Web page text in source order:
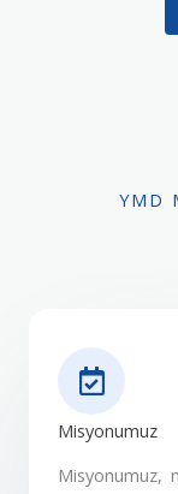
YMD
Misyonumuz
Misyonumuz,